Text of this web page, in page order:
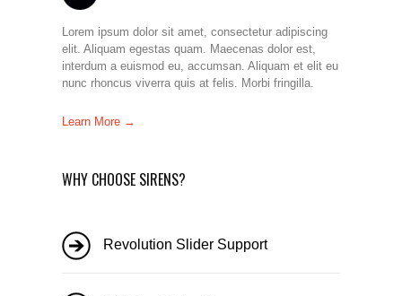
Lorem ipsum dolor sit amet, consectetur adipiscing
elit. Aliquam egestas quam. Maecenas dolor est,
interdum a euismod eu, accumsan. Aliquam et elit eu
nunc rhoncus viverra quis at felis. Morbi fringilla.
Learn More →
WHY CHOOSE SIRENS?
Revolution Slider Support